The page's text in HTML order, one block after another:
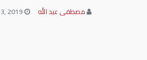
مصطفى عبد الله